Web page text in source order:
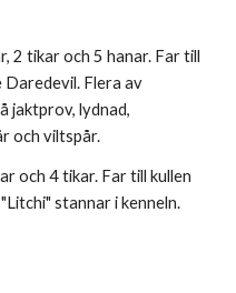
2 tikar och 5 hanar. Far till
Daredevil. Flera av
jaktprov, lydnad,
och viltspår.
och 4 tikar. Far till kullen
stannar i kenneln.